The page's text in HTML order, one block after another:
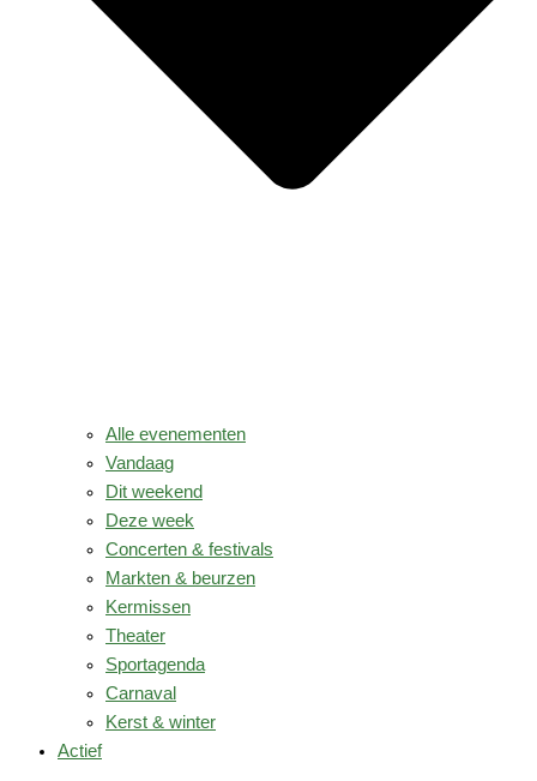
Alle evenementen
Vandaag
Dit weekend
Deze week
Concerten & festivals
Markten & beurzen
Kermissen
Theater
Sportagenda
Carnaval
Kerst & winter
Actief